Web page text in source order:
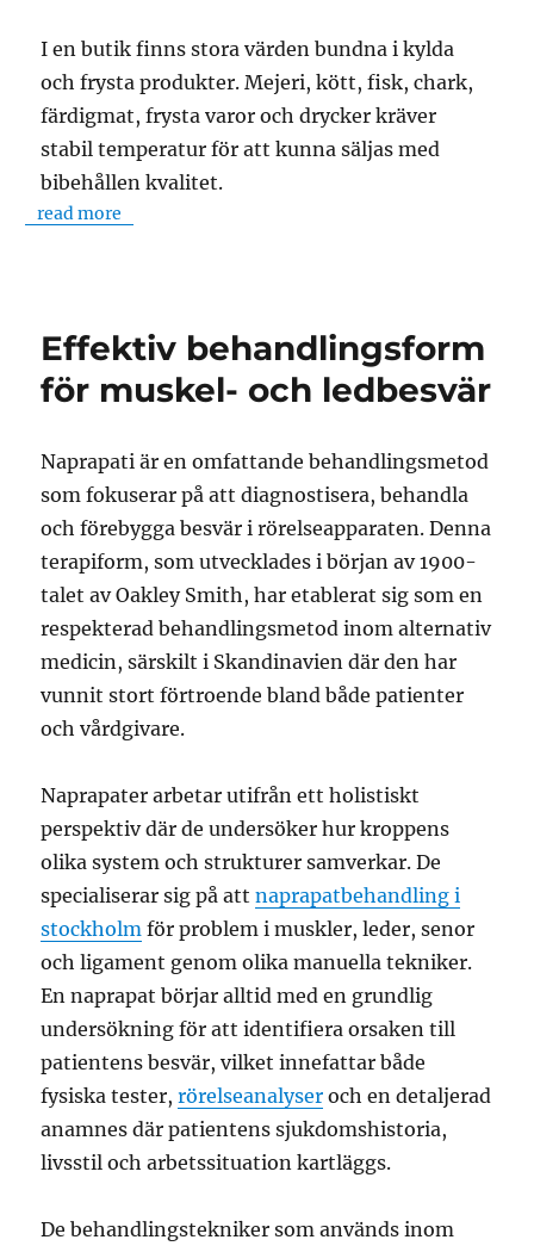
I en butik finns stora värden bundna i kylda
och frysta produkter. Mejeri, kött, fisk, chark,
färdigmat, frysta varor och drycker kräver
stabil temperatur för att kunna säljas med
bibehållen kvalitet.
read more
Effektiv behandlingsform
för muskel- och ledbesvär
Naprapati är en omfattande behandlingsmetod
som fokuserar på att diagnostisera, behandla
och förebygga besvär i rörelseapparaten. Denna
terapiform, som utvecklades i början av 1900-
talet av Oakley Smith, har etablerat sig som en
respekterad behandlingsmetod inom alternativ
medicin, särskilt i Skandinavien där den har
vunnit stort förtroende bland både patienter
och vårdgivare.
Naprapater arbetar utifrån ett holistiskt
perspektiv där de undersöker hur kroppens
olika system och strukturer samverkar. De
specialiserar sig på attnaprapatbehandling i
stockholm för problem i muskler, leder, senor
och ligament genom olika manuella tekniker.
En naprapat börjar alltid med en grundlig
undersökning för att identifiera orsaken till
patientens besvär, vilket innefattar både
fysiska tester,rörelseanalyser och en detaljerad
anamnes där patientens sjukdomshistoria,
livsstil och arbetssituation kartläggs.
De behandlingstekniker som används inom